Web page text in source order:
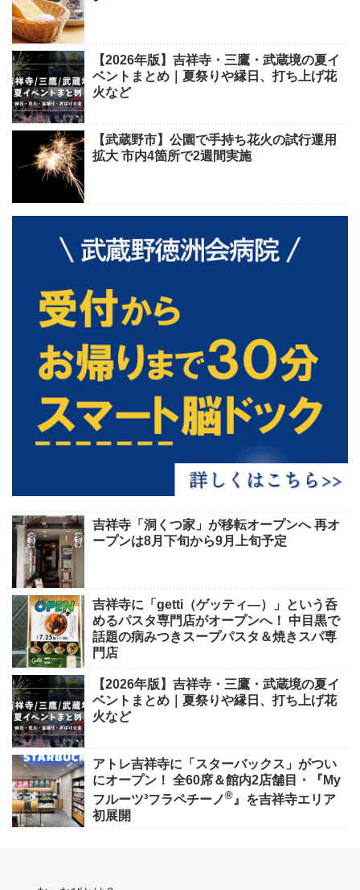
【2026年版】吉祥寺・三鷹・武蔵境の夏イ
ベントまとめ｜夏祭りや縁日、打ち上げ花
火など
【武蔵野市】公園で手持ち花火の試行運用
拡大 市内4箇所で2週間実施
吉祥寺「洞くつ家」が移転オープンへ 再オ
ープンは8月下旬から9月上旬予定
吉祥寺に「getti（ゲッティ―）」という呑
めるパスタ専門店がオープンへ！ 中目黒で
話題の病みつきスープパスタ＆焼きスパ専
門店
【2026年版】吉祥寺・三鷹・武蔵境の夏イ
ベントまとめ｜夏祭りや縁日、打ち上げ花
火など
アトレ吉祥寺に「スターバックス」がつい
にオープン！ 全60席＆館内2店舗目・『My
フルーツ³フラペチーノ® 』を吉祥寺エリア
初展開